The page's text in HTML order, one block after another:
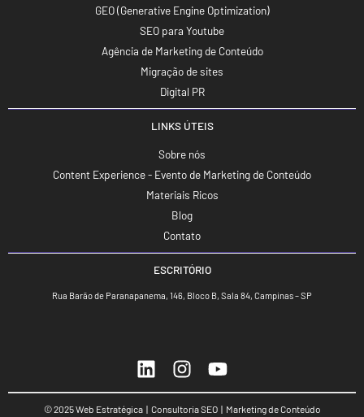
GEO (Generative Engine Optimization)
SEO para Youtube
Agência de Marketing de Conteúdo
Migração de sites
Digital PR
LINKS ÚTEIS
Sobre nós
Content Experience - Evento de Marketing de Conteúdo
Materiais Ricos
Blog
Contato
ESCRITÓRIO
Rua Barão de Paranapanema, 146, Bloco B, Sala 84, Campinas – SP
© 2025 Web Estratégica | Consultoria SEO | Marketing de Conteúdo